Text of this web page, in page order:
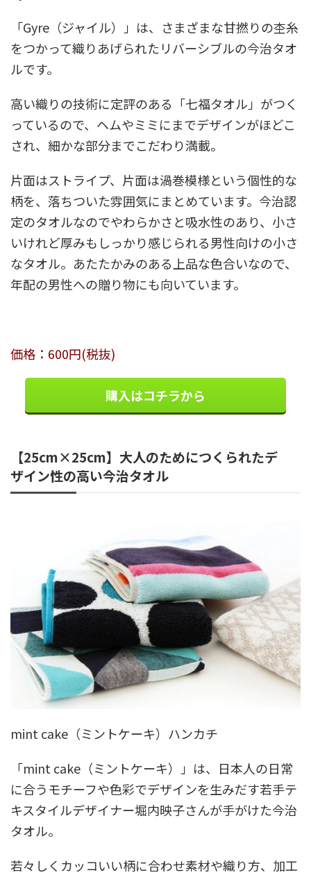
「Gyre（ジャイル）」は、さまざまな甘撚りの杢糸
をつかって織りあげられたリバーシブルの今治タオ
ルです。
高い織りの技術に定評のある「七福タオル」がつく
っているので、ヘムやミミにまでデザインがほどこ
され、細かな部分までこだわり満載。
片面はストライプ、片面は渦巻模様という個性的な
柄を、落ちついた雰囲気にまとめています。今治認
定のタオルなのでやわらかさと吸水性のあり、小さ
いけれど厚みもしっかり感じられる男性向けの小さ
なタオル。あたたかみのある上品な色合いなので、
年配の男性への贈り物にも向いています。
価格：600円(税抜)
購入はコチラから
【25cm×25cm】大人のためにつくられたデ
ザイン性の高い今治タオル
mint cake（ミントケーキ）ハンカチ
「mint cake（ミントケーキ）」は、日本人の日常
に合うモチーフや色彩でデザインを生みだす若手テ
キスタイルデザイナー堀内映子さんが手がけた今治
タオル。
若々しくカッコいい柄に合わせ素材や織り方、加工